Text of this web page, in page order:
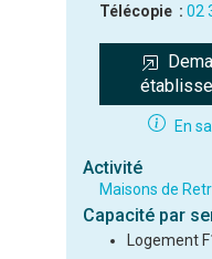
Télécopie : 02
En
Activité
Maisons de
Capacité par
Logement